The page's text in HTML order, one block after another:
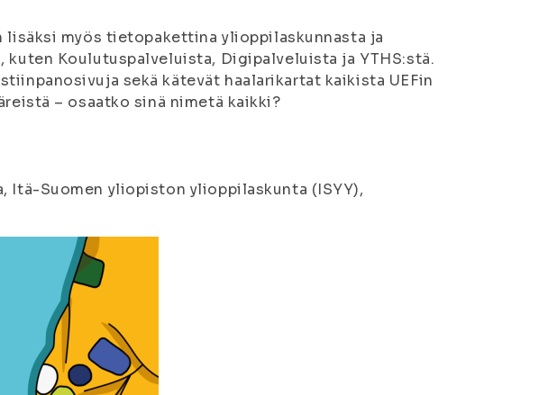
myös tietopakettina ylioppilaskunnasta ja
Koulutuspalveluista, Digipalveluista ja YTHS:stä.
sekä kätevät haalarikartat kaikista UEFin
– osaatko sinä nimetä kaikki?
Itä-Suomen yliopiston ylioppilaskunta (ISYY),